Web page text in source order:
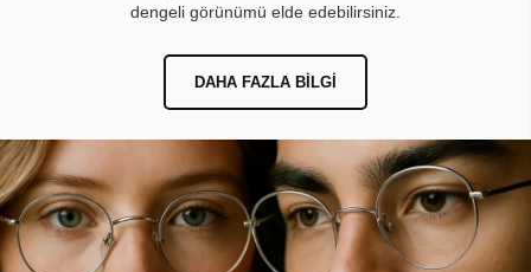
dengeli görünümü elde edebilirsiniz.
DAHA FAZLA BILGI